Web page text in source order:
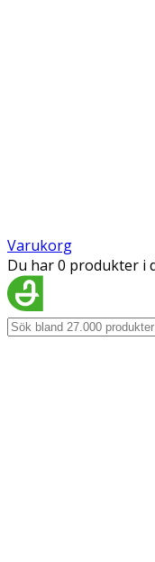
Varukorg
Du har 0 produkter i